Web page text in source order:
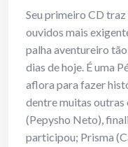
Seu primeiro CD
ouvidos mais
palha aventureiro
dias de hoje. É uma
aflora para fazer
dentre muitas outras
(Pepysho Neto),
participou; Prisma